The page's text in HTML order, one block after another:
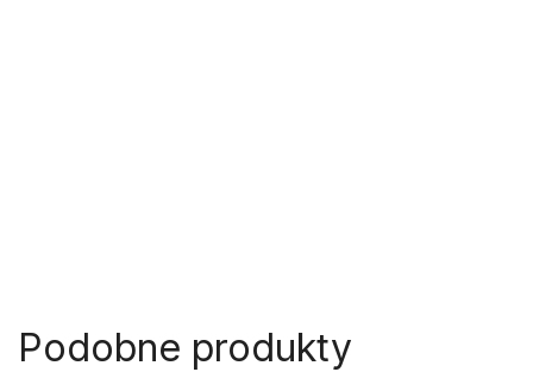
Podobne produkty